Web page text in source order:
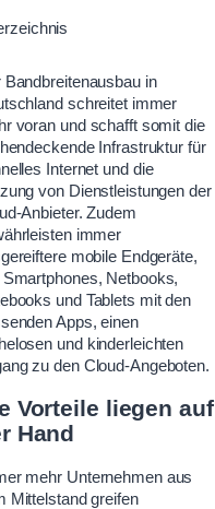
Bandbreitenausbau in
schreitet immer
voran und schafft somit die
Infrastruktur für
Internet und die
von Dienstleistungen der
Anbieter. Zudem
immer
mobile Endgeräte,
Netbooks,
und Tablets mit den
Apps, einen
und kinderleichten
zu den Cloud-Angeboten.
Vorteile liegen auf
Hand
mehr Unternehmen aus
Mittelstand greifen